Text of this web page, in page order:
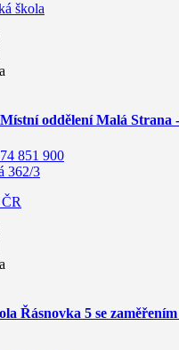
škola
oddělení Malá Strana
851 900
362/3
Řásnovka 5 se